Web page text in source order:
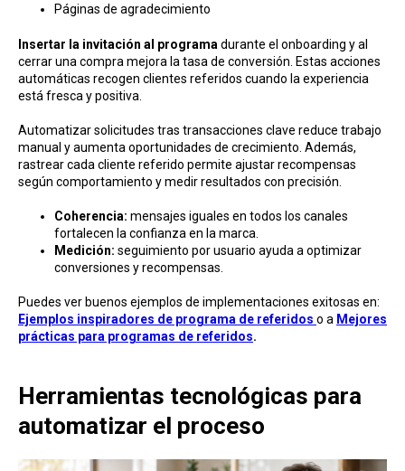
Páginas de agradecimiento
Insertar la invitación al programa durante el onboarding y al
cerrar una compra mejora la tasa de conversión. Estas acciones
automáticas recogen clientes referidos cuando la experiencia
está fresca y positiva.
Automatizar solicitudes tras transacciones clave reduce trabajo
manual y aumenta oportunidades de crecimiento. Además,
rastrear cada cliente referido permite ajustar recompensas
según comportamiento y medir resultados con precisión.
Coherencia: mensajes iguales en todos los canales
fortalecen la confianza en la marca.
Medición: seguimiento por usuario ayuda a optimizar
conversiones y recompensas.
Puedes ver buenos ejemplos de implementaciones exitosas en:
Ejemplos inspiradores de programa de referidos o a Mejores
prácticas para programas de referidos.
Herramientas tecnológicas para
automatizar el proceso